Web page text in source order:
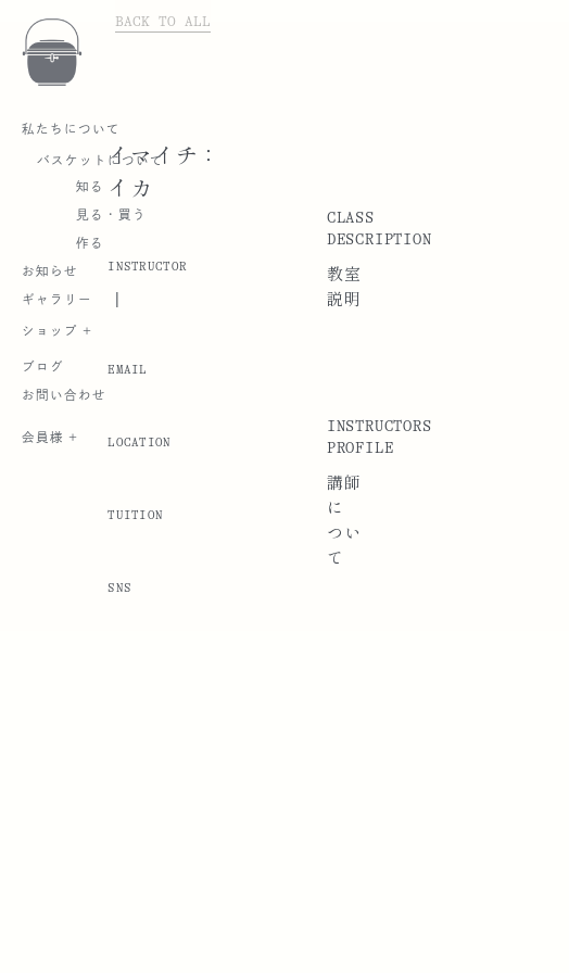
私たちについて
バスケットについて
知る
見る・買う
作る
お知らせ
ギャラリー
ショップ +
ブログ
お問い合わせ
会員様 +
BACK TO ALL
イマイチ：
イカ
INSTRUCTOR
|
EMAIL
LOCATION
TUITION
SNS
CLASS
DESCRIPTION
教室
説明
INSTRUCTORS
PROFILE
講師
に
つい
て